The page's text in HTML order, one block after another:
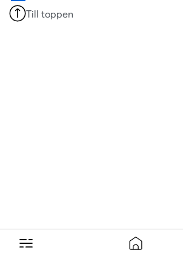
Till toppen